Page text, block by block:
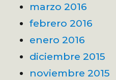
marzo 2016
febrero 2016
enero 2016
diciembre 2015
noviembre 2015